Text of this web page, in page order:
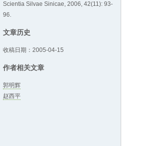
Scientia Silvae Sinicae, 2006, 42(11): 93-
96.
文章历史
收稿日期：2005-04-15
作者相关文章
郭明辉
赵西平